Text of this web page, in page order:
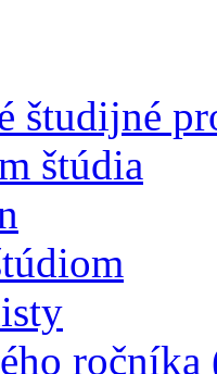
študijné
štúdia